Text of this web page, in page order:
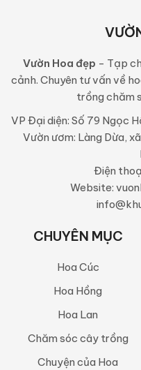
Vườn Hoa đẹp - Tạp
cảnh. Chuyên tư vấn về
trồng chăm
VP Đại diện: Số 79 Ngọc
Vườn ươm: Làng Dừa,
Điện
Website:
CHUYÊN MỤC
Hoa Cúc
Hoa Hồng
Hoa Lan
Chăm sóc cây trồng
Chuyện của Hoa